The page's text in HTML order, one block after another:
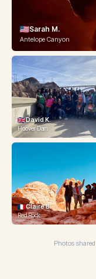
Sarah M.
Antelope Canyon
David K.
Hoover Dam
Claire B.
Red Rock
Michelle T.
Magic Mts.
Photos